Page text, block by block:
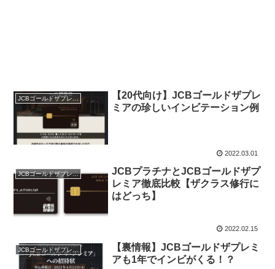
JCBゴールドザプレミア
【20代向け】JCBゴールドザプレ
ミアの珍しいインビテーション例
2022.03.01
JCBゴールドザプレミア
JCBプラチナとJCBゴールドザプ
レミア徹底比較【ザクラス修行に
はどっち】
2022.02.15
【裏情報】JCBゴールドザプレミ
アも1年でインビがくる！？